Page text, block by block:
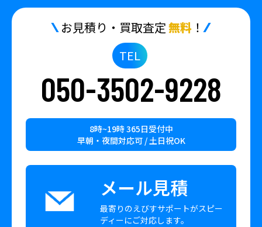
お見積り・買取査定無料 ！
TEL
050-3502-9228
8時~19時 365日受付中
早朝・夜間対応可 / 土日祝OK
メール見積
最寄りのえびすサポートがスピー
ディーにご対応します。